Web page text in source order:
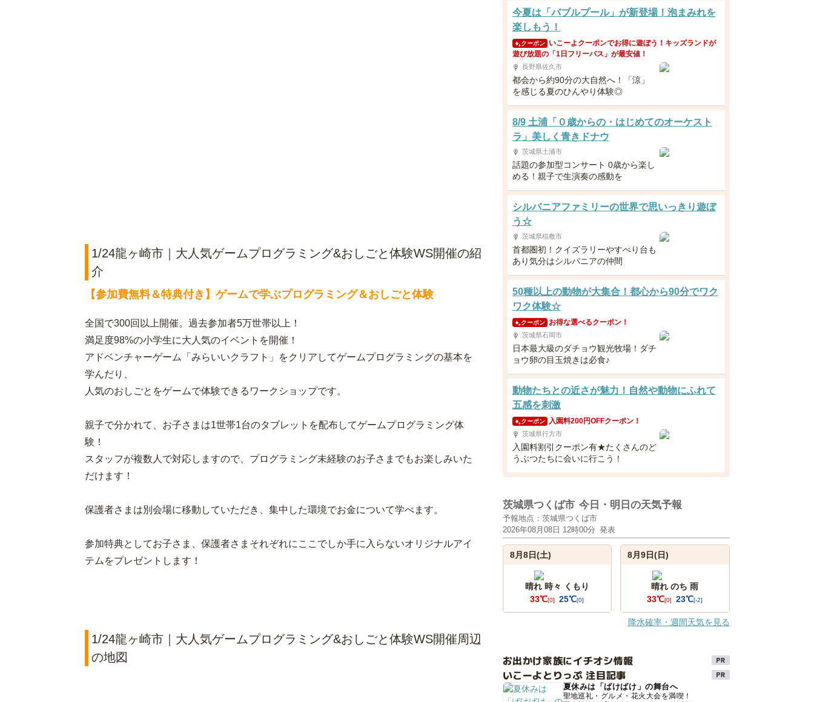
1/24龍ヶ崎市｜大人気ゲームプログラミング&おしごと体験WS開催の紹
介
【参加費無料＆特典付き】ゲームで学ぶプログラミング＆おしごと体験
全国で300回以上開催。過去参加者5万世帯以上！
満足度98%の小学生に大人気のイベントを開催！
アドベンチャーゲーム「みらいいクラフト」をクリアしてゲームプログラミングの基本を
学んだり、
人気のおしごとをゲームで体験できるワークショップです。
親子で分かれて、お子さまは1世帯1台のタブレットを配布してゲームプログラミング体
験！
スタッフが複数人で対応しますので、プログラミング未経験のお子さまでもお楽しみいた
だけます！
保護者さまは別会場に移動していただき、集中した環境でお金について学べます。
参加特典としてお子さま、保護者さまそれぞれにここでしか手に入らないオリジナルアイ
テムをプレゼントします！
1/24龍ヶ崎市｜大人気ゲームプログラミング&おしごと体験WS開催周辺
の地図
今夏は「バブルプール」が新登場！泡まみれを
楽しもう！
クーポン
いこーよクーポンでお得に遊ぼう！キッズランドが
遊び放題の「1日フリーパス」が最安値！
長野県佐久市
都会から約90分の大自然へ！「涼」
を感じる夏のひんやり体験◎
8/9 土浦「０歳からの・はじめてのオーケスト
ラ」美しく青きドナウ
茨城県土浦市
話題の参加型コンサート 0歳から楽し
める！親子で生演奏の感動を
シルバニアファミリーの世界で思いっきり遊ぼ
う☆
茨城県稲敷市
首都圏初！クイズラリーやすべり台も
あり気分はシルバニアの仲間
50種以上の動物が大集合！都心から90分でワク
ワク体験☆
クーポン お得な選べるクーポン！
茨城県石岡市
日本最大級のダチョウ観光牧場！ダチ
ョウ卵の目玉焼きは必食♪
動物たちとの近さが魅力！自然や動物にふれて
五感を刺激
クーポン 入園料200円OFFクーポン！
茨城県行方市
入園料割引クーポン有★たくさんのど
うぶつたちに会いに行こう！
茨城県つくば市 今日・明日の天気予報
予報地点：茨城県つくば市
2026年08月08日 12時00分 発表
8月8日(土)
晴れ 時々 くもり
33℃[0] 25℃[0]
8月9日(日)
晴れ のち 雨
33℃[0] 23℃[-2]
降水確率・週間天気を見る
お出かけ家族にイチオシ情報
いこーよとりっぷ 注目記事
夏休みは「ばけばけ」の舞台へ
聖地巡礼・グルメ・花火大会を満喫！